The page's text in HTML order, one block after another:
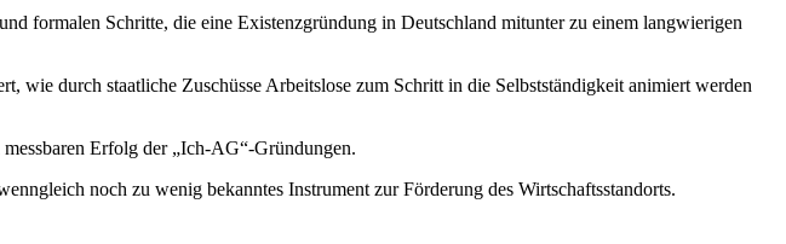
formalen Schritte, die eine Existenzgründung in Deutschland mitunter zu einem langwierigen
wie durch staatliche Zuschüsse Arbeitslose zum Schritt in die Selbstständigkeit animiert werden
Erfolg der „Ich-AG“-Gründungen.
noch zu wenig bekanntes Instrument zur Förderung des Wirtschaftsstandorts.